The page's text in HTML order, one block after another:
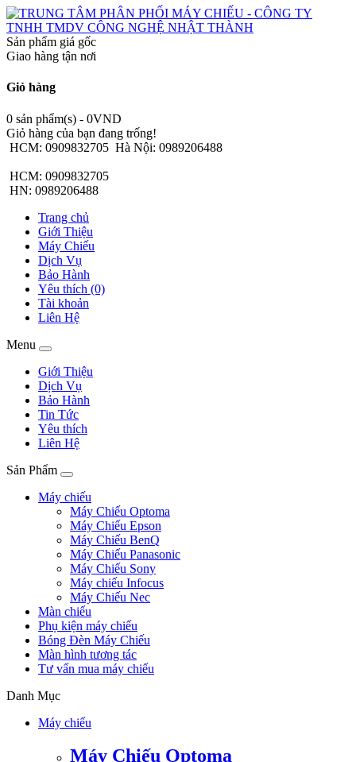
Sản phẩm giá gốc
Giao hàng tận nơi
Giỏ hàng
0 sản phẩm(s) - 0VND
Giỏ hàng của bạn đang trống!
HCM: 0909832705 Hà Nội: 0989206488
HCM: 0909832705
HN: 0989206488
Trang chủ
Giới Thiệu
Máy Chiếu
Dịch Vụ
Bảo Hành
Yêu thích (0)
Tài khoản
Liên Hệ
Menu
Giới Thiệu
Dịch Vụ
Bảo Hành
Tin Tức
Yêu thích
Liên Hệ
Sản Phẩm
Máy chiếu
Máy Chiếu Optoma
Máy Chiếu Epson
Máy Chiếu BenQ
Máy Chiếu Panasonic
Máy Chiếu Sony
Máy chiếu Infocus
Máy Chiếu Nec
Màn chiếu
Phụ kiện máy chiếu
Bóng Đèn Máy Chiếu
Màn hình tương tác
Tư vấn mua máy chiếu
Danh Mục
Máy chiếu
Máy Chiếu Optoma